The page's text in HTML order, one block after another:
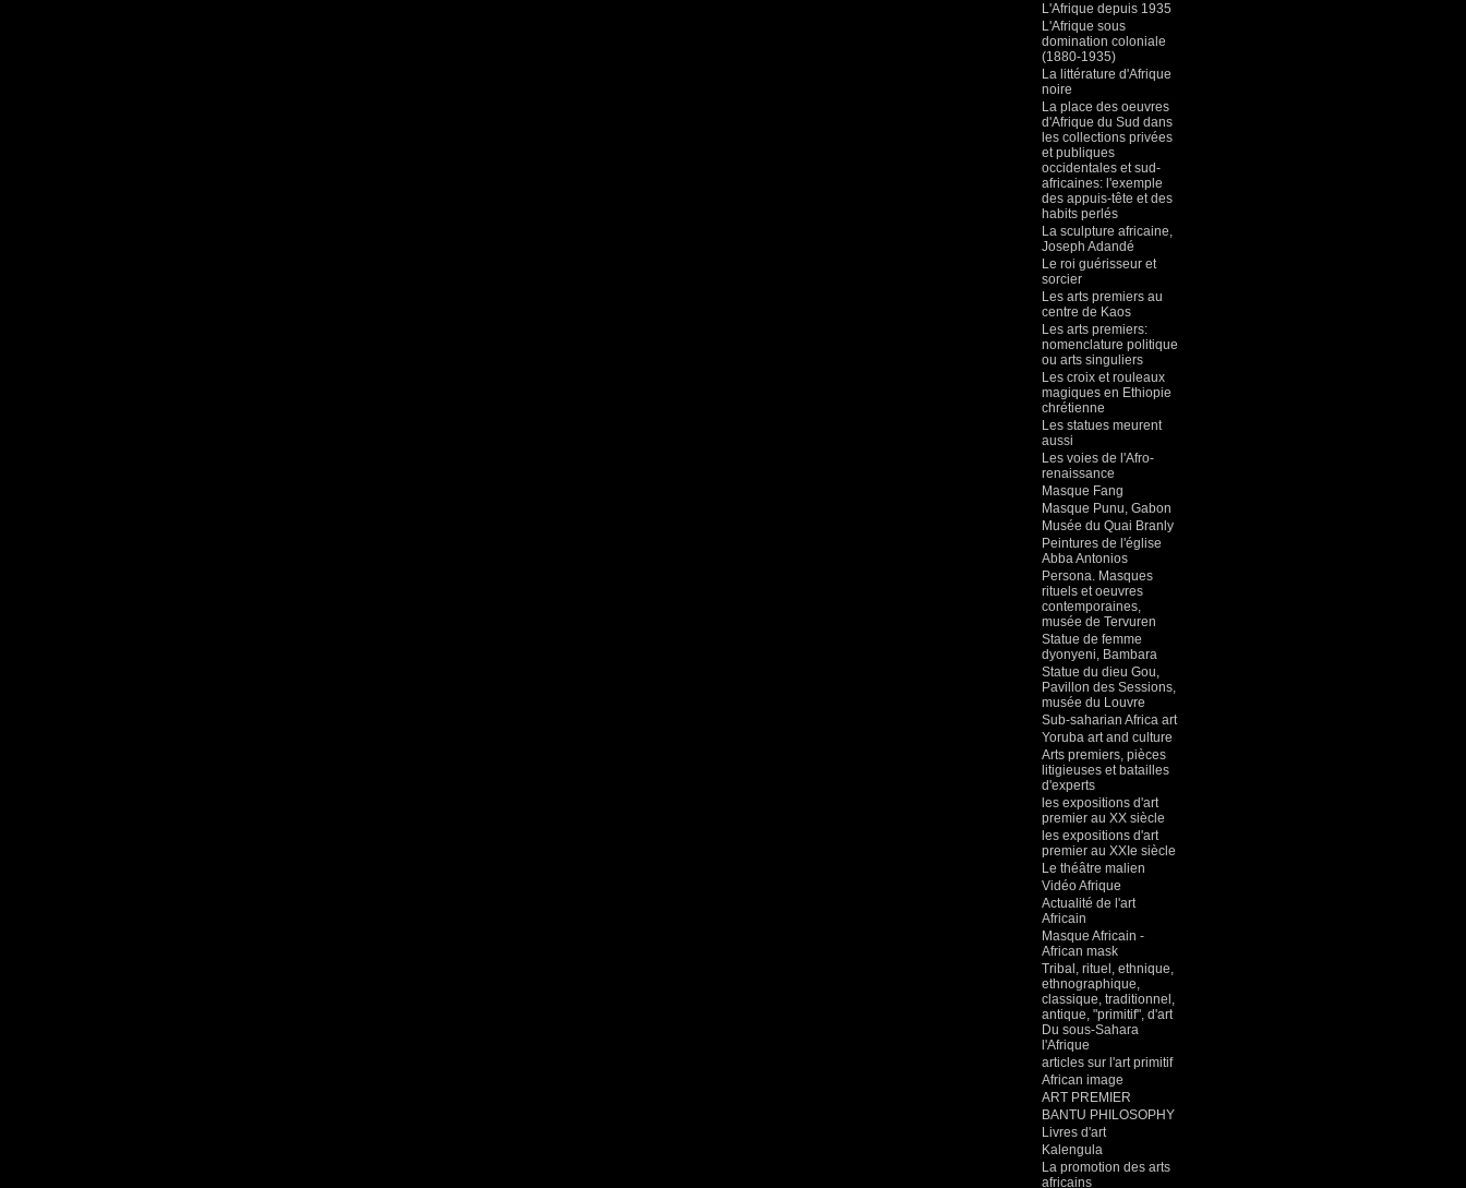
L'Afrique depuis 1935
L'Afrique sous
domination coloniale
(1880-1935)
La littérature d'Afrique
noire
La place des oeuvres
d'Afrique du Sud dans
les collections privées
et publiques
occidentales et sud-
africaines: l'exemple
des appuis-tête et des
habits perlés
La sculpture africaine,
Joseph Adandé
Le roi guérisseur et
sorcier
Les arts premiers au
centre de Kaos
Les arts premiers:
nomenclature politique
ou arts singuliers
Les croix et rouleaux
magiques en Ethiopie
chrétienne
Les statues meurent
aussi
Les voies de l'Afro-
renaissance
Masque Fang
Masque Punu, Gabon
Musée du Quai Branly
Peintures de l'église
Abba Antonios
Persona. Masques
rituels et oeuvres
contemporaines,
musée de Tervuren
Statue de femme
dyonyeni, Bambara
Statue du dieu Gou,
Pavillon des Sessions,
musée du Louvre
Sub-saharian Africa art
Yoruba art and culture
Arts premiers, pièces
litigieuses et batailles
d'experts
les expositions d'art
premier au XX siècle
les expositions d'art
premier au XXIe siècle
Le théâtre malien
Vidéo Afrique
Actualité de l'art
Africain
Masque Africain -
African mask
Tribal, rituel, ethnique,
ethnographique,
classique, traditionnel,
antique, "primitif", d'art
Du sous-Sahara
l'Afrique
articles sur l'art primitif
African image
ART PREMIER
BANTU PHILOSOPHY
Livres d'art
Kalengula
La promotion des arts
africains